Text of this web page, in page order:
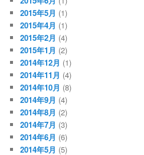
2015年5月 (1)
2015年4月 (1)
2015年2月 (4)
2015年1月 (2)
2014年12月 (1)
2014年11月 (4)
2014年10月 (8)
2014年9月 (4)
2014年8月 (2)
2014年7月 (3)
2014年6月 (6)
2014年5月 (5)